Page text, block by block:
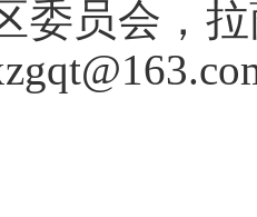
委员会，